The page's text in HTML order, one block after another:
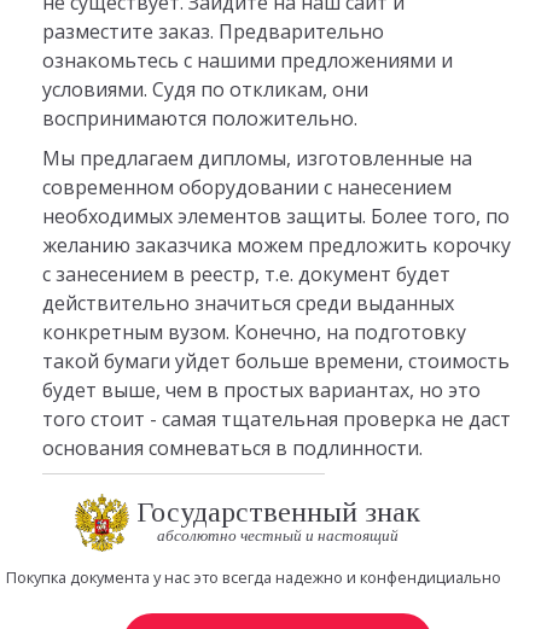
разместите заказ. Предварительно
ознакомьтесь с нашими предложениями и
условиями. Судя по откликам, они
воспринимаются положительно.
Мы предлагаем дипломы, изготовленные на
современном оборудовании с нанесением
необходимых элементов защиты. Более того, по
желанию заказчика можем предложить корочку
с занесением в реестр, т.е. документ будет
действительно значиться среди выданных
конкретным вузом. Конечно, на подготовку
такой бумаги уйдет больше времени, стоимость
будет выше, чем в простых вариантах, но это
того стоит - самая тщательная проверка не даст
основания сомневаться в подлинности.
Государственный знак
абсолютно честный и настоящий
Покупка документа у нас это всегда надежно и конфендициально